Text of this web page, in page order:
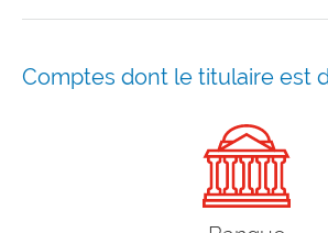
Comptes dont le titulaire est